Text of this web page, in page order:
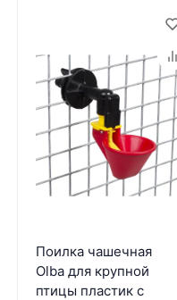
Поилка чашечная
Olba для крупной
птицы пластик с